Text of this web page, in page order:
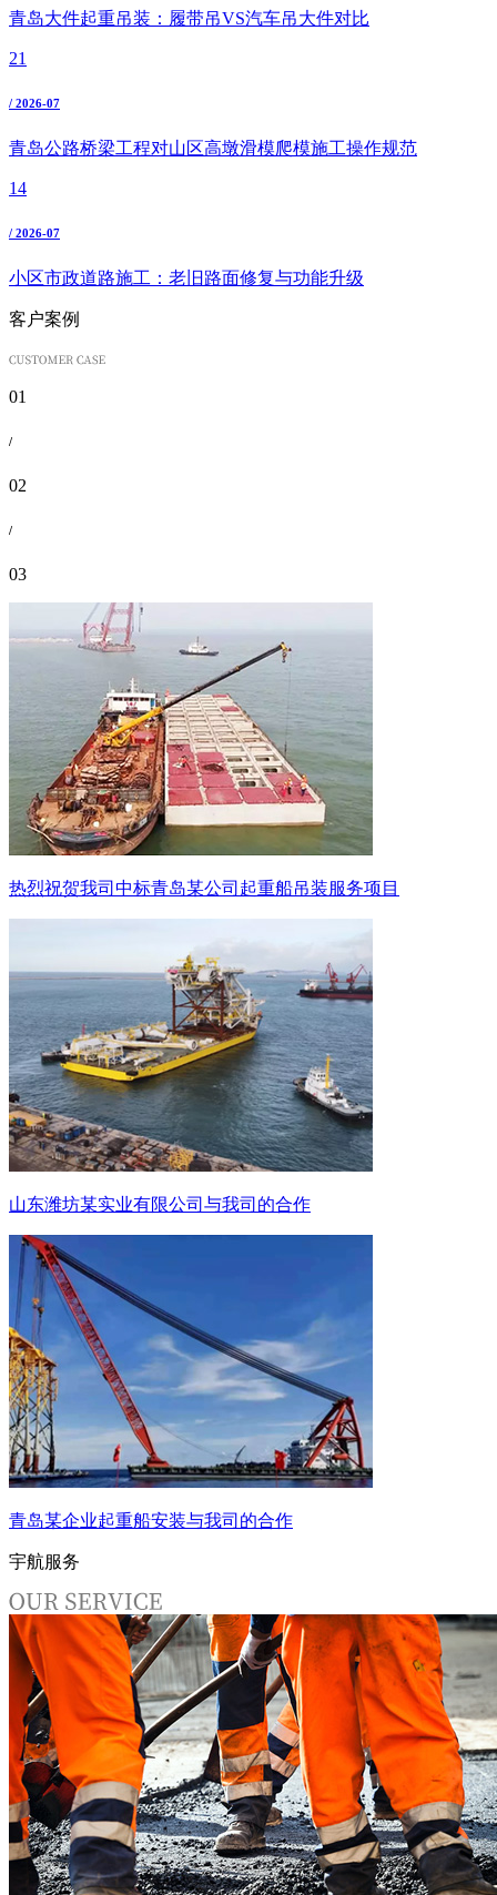
青岛大件起重吊装：履带吊VS汽车吊大件对比
21
/ 2026-07
青岛公路桥梁工程对山区高墩滑模爬模施工操作规范
14
/ 2026-07
小区市政道路施工：老旧路面修复与功能升级
客户案例
01
/
02
/
03
热烈祝贺我司中标青岛某公司起重船吊装服务项目
山东潍坊某实业有限公司与我司的合作
青岛某企业起重船安装与我司的合作
宇航服务